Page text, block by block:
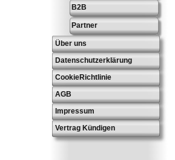
B2B
Partner
Über uns
Datenschutzerklärung
CookieRichtlinie
AGB
Impressum
Vertrag Kündigen